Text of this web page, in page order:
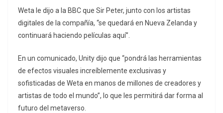
Weta le dijo a la BBC que Sir Peter, junto con los artistas
digitales de la compañía, “se quedará en Nueva Zelanda y
continuará haciendo películas aquí”.
En un comunicado, Unity dijo que “pondrá las herramientas
de efectos visuales increíblemente exclusivas y
sofisticadas de Weta en manos de millones de creadores y
artistas de todo el mundo”, lo que les permitirá dar forma al
futuro del metaverso.